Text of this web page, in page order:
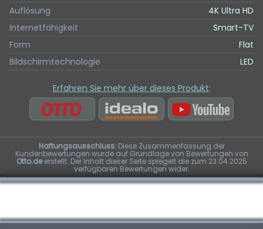
Auflösung
4K Ultra HD
Internetfähigkeit
Smart-TV
Form
Flat
Bildschirmtechnologie
LED
Erfahren Sie mehr über dieses Produkt:
Haftungsausschluss:Diese Zusammenfassung der
Kundenbewertungen wurde auf Grundlage von Bewertungen von
Otto.deerstellt. Der Inhalt dieser Seite spiegelt die zum 23.04.2025
verfügbaren Bewertungen wider.